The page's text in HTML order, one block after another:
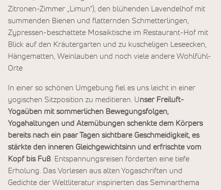
Zitronen-Zimmer „Limun“), den blühenden Lavendelhof mit
summenden Bienen und flatternden Schmetterlingen,
Zypressen-beschattete Mosaiktische im Restaurant-Hof mit
Blick auf den Kräutergarten und zu kuscheligen Leseecken,
Hängematten, Weinlauben und noch viele andere Wohlfühl-
Orte
In einer so schönen Umgebung fiel es uns leicht in einer
yogischen Sitzposition zu meditieren. Unser Freiluft-
Yogaüben mit sommerlichen Bewegungsfolgen,
Yogahaltungen und Atemübungen schenkte dem Körpers
bereits nach ein paar Tagen sichtbare Geschmeidigkeit, es
stärkte den inneren Gleichgewichtsinn und erfrischte vom
Kopf bis Fuß . Entspannungsreisen förderten eine tiefe
Erholung. Das Vorlesen aus alten Yogaschriften und
Gedichte der Weltliteratur inspirierten das Seminarthema